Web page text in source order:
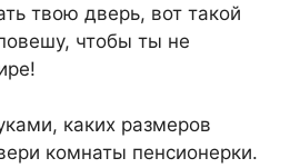
твою дверь, вот такой
чтобы ты не
каких размеров
комнаты пенсионерки.